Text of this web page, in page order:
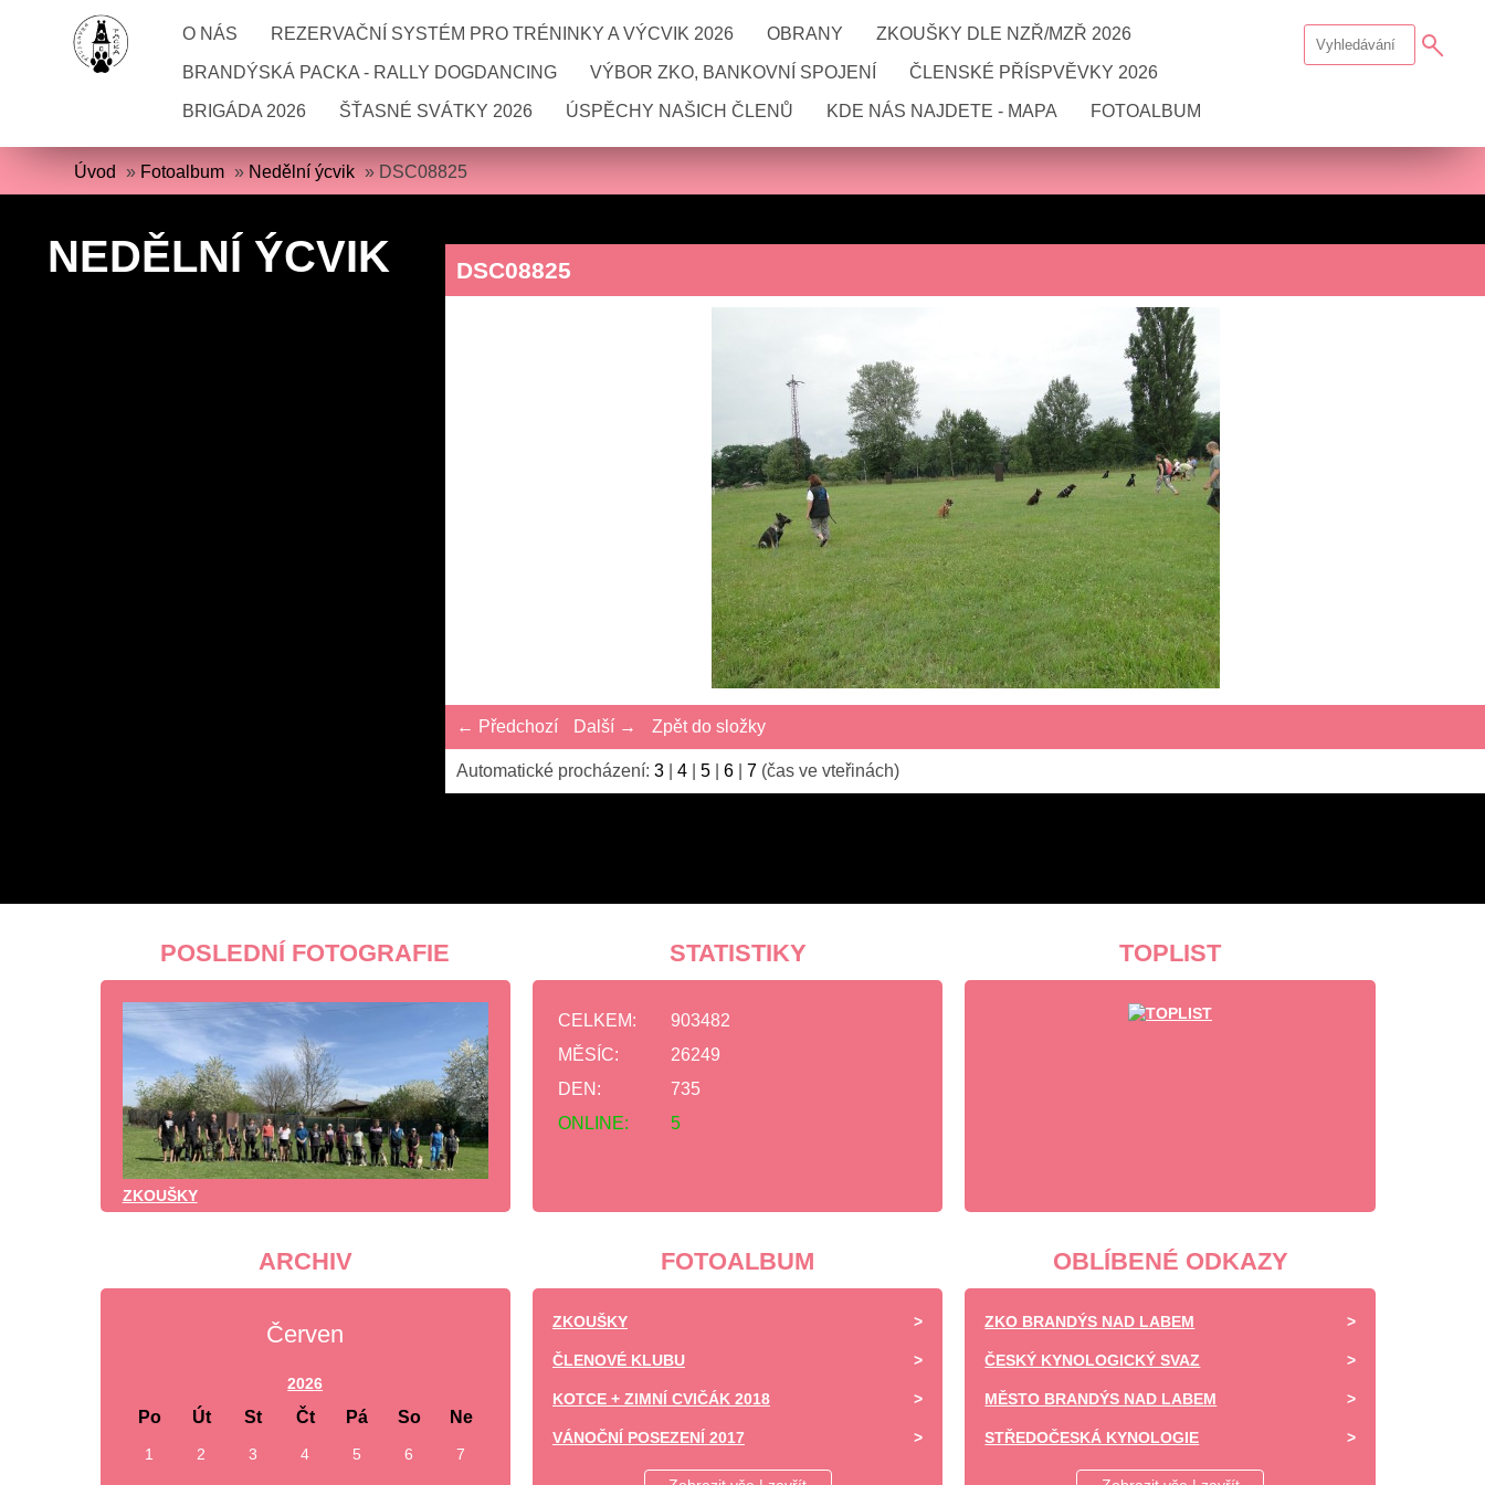
O NÁS REZERVAČNÍ SYSTÉM PRO TRÉNINKY A VÝCVIK 2026 OBRANY ZKOUŠKY DLE NZŘ/MZŘ 2026
BRANDÝSKÁ PACKA - RALLY DOGDANCING VÝBOR ZKO, BANKOVNÍ SPOJENÍ ČLENSKÉ PŘÍSPVĚVKY 2026
BRIGÁDA 2026 ŠŤASNÉ SVÁTKY 2026 ÚSPĚCHY NAŠICH ČLENŮ KDE NÁS NAJDETE - MAPA FOTOALBUM
Úvod » Fotoalbum » Nedělní ýcvik » DSC08825
NEDĚLNÍ ÝCVIK DSC08825
← Předchozí Další → Zpět do složky
Automatické procházení:3 |4 |5 |6 |7 (čas ve vteřinách)
POSLEDNÍ FOTOGRAFIE
ZKOUŠKY
STATISTIKY
ONLINE: 5
CELKEM:
903482
MĚSÍC:
26249
DEN:
735
TOPLIST
ARCHIV
Červen
2026
Po Út St Čt Pá So Ne
1 2 3 4 5 6 7
FOTOALBUM
ZKOUŠKY
ČLENOVÉ KLUBU
KOTCE + ZIMNÍ CVIČÁK 2018
VÁNOČNÍ POSEZENÍ 2017
DĚTSKÝ DEN ZÁPY 2017 -UKÁZKA VÝCVIKU
OBLÍBENÉ ODKAZY
ZKO BRANDÝS NAD LABEM
ČESKÝ KYNOLOGICKÝ SVAZ
MĚSTO BRANDÝS NAD LABEM
STŘEDOČESKÁ KYNOLOGIE
DAISY OF HIGHLAND - CHOVATELSKÁ STANICE -